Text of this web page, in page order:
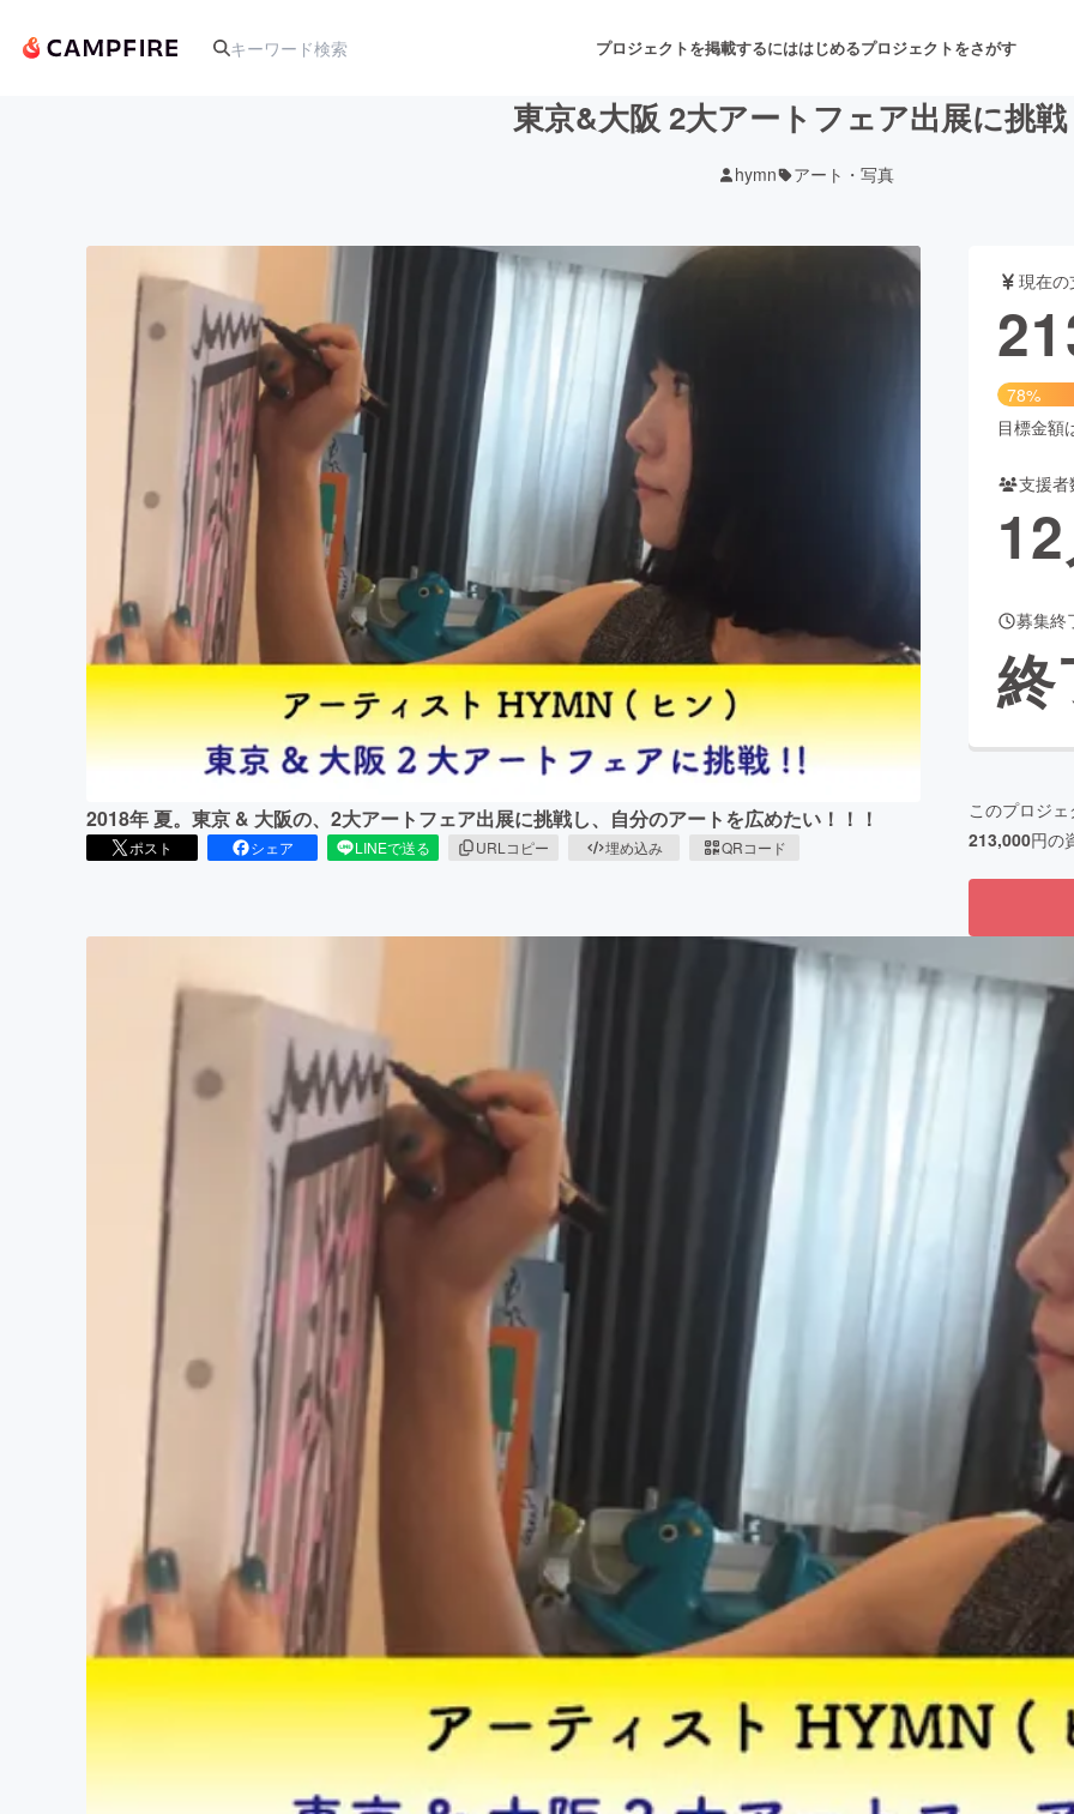
プロジェクトを掲載するにははじめるプロジェクトをさがす
アート・写真 音楽 舞台・パフォーマンス
テクノロジー・ガジェット ゲーム・サービス開発 フード・飲食店
映像・映画 書籍・雑誌出版
ビジネス・起業 チャレンジ ビューティー・ヘルスケ
まちづくり・地域活性化
CAMPFIRE for Social GoodCAMPFIRE Creation
CAMPFIREふるさと納税machi-yaコミュニティ
東京&大阪 2大アートフェア出展に挑
hymn アート・写真
2018年 夏。東京 & 大阪の、2大アートフェア出展に挑戦し、自分のアートを広めたい！！！
ポスト シェア LINEで送る URLコピー 埋め込み QRコード
現在
78%
目標金額
支援者
12
募集終
終
このプロジ
213,000円の